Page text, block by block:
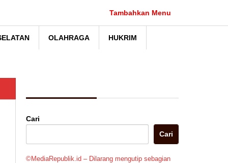
Tambahkan Menu
OLAHRAGA HUKRIM
Cari
Cari
©MediaRepublik.id – Dilarang mengutip sebagian